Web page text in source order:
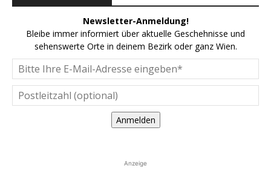
Newsletter-Anmeldung!
Bleibe immer informiert über aktuelle Geschehnisse und
sehenswerte Orte in deinem Bezirk oder ganz Wien.
Anmelden
Anzeige